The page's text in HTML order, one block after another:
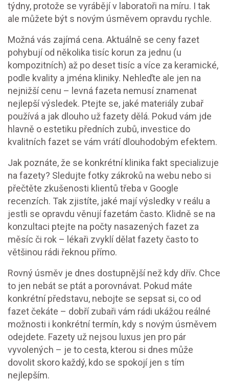
týdny, protože se vyrábějí v laboratoři na míru. I tak
ale můžete být s novým úsměvem opravdu rychle.
Možná vás zajímá cena. Aktuálně se ceny fazet
pohybují od několika tisíc korun za jednu (u
kompozitních) až po deset tisíc a více za keramické,
podle kvality a jména kliniky. Nehleďte ale jen na
nejnižší cenu – levná fazeta nemusí znamenat
nejlepší výsledek. Ptejte se, jaké materiály zubař
používá a jak dlouho už fazety dělá. Pokud vám jde
hlavně o estetiku předních zubů, investice do
kvalitních fazet se vám vrátí dlouhodobým efektem.
Jak poznáte, že se konkrétní klinika fakt specializuje
na fazety? Sledujte fotky zákroků na webu nebo si
přečtěte zkušenosti klientů třeba v Google
recenzích. Tak zjistíte, jaké mají výsledky v reálu a
jestli se opravdu věnují fazetám často. Klidně se na
konzultaci ptejte na počty nasazených fazet za
měsíc či rok – lékaři zvyklí dělat fazety často to
většinou rádi řeknou přímo.
Rovný úsměv je dnes dostupnější než kdy dřív. Chce
to jen nebát se ptát a porovnávat. Pokud máte
konkrétní představu, nebojte se sepsat si, co od
fazet čekáte – dobří zubaři vám rádi ukážou reálné
možnosti i konkrétní termín, kdy s novým úsměvem
odejdete. Fazety už nejsou luxus jen pro pár
vyvolených – je to cesta, kterou si dnes může
dovolit skoro každý, kdo se spokojí jen s tím
nejlepším.